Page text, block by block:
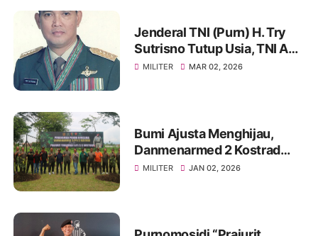
Jenderal TNI (Purn) H. Try
Sutrisno Tutup Usia, TNI AD
Berduka
MILITER MAR 02, 2026
Bumi Ajusta Menghijau,
Danmenarmed 2 Kostrad
Pimpin Gerakan Tanam
MILITER JAN 02, 2026